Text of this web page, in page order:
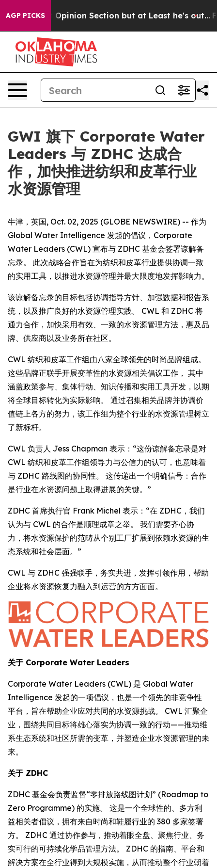
AGP PICKS
Post Opinion Section but at Least he's out... For
GWI 旗下 Corporate Water
Leaders 与 ZDHC 达成合
作，加快推进纺织和皮革行业
水资源管理
牛津，英国, Oct. 02, 2025 (GLOBE NEWSWIRE) -- 作为
Global Water Intelligence 发起的倡议，Corporate
Water Leaders (CWL) 宣布与 ZDHC 基金会签署谅解备
忘录。 此次战略合作旨在为纺织和皮革行业提供协调一致
的实用工具，以推进水资源管理并最大限度地发挥影响力。
该谅解备忘录的目标包括协调指导方针、加强数据和报告系
统，以及推广良好的水资源管理实践。 CWL 和 ZDHC 将
通力合作，加快采用有效、一致的水资源管理方法，惠及品
牌、供应商以及业务所在社区。
CWL 纺织和皮革工作组由八家全球领先的时尚品牌组成。
这些品牌正联手开展变革性的水资源相关倡议工作， 其中
涵盖政策参与、集体行动、知识传播和实用工具开发，以期
将全球目标转化为实际影响。 通过召集相关品牌并协调价
值链上各方的努力，该工作组为整个行业的水资源管理树立
了新标杆。
CWL 负责人 Jess Chapman 表示：“这份谅解备忘录是对
CWL 纺织和皮革工作组领导力与公信力的认可，也意味着
与 ZDHC 路线图的协同性。 这传递出一个明确信号：合作
是行业在水资源问题上取得进展的关键。”
ZDHC 首席执行官 Frank Michel 表示：“在 ZDHC，我们
认为与 CWL 的合作是顺理成章之举。 我们需要齐心协
力，将水资源保护的范畴从个别工厂扩展到依赖水资源的生
态系统和社会层面。”
CWL 与 ZDHC 强强联手，务实共进，发挥引领作用，帮助
企业将水资源恢复力融入到运营的方方面面。
关于 Corporate Water Leaders
Corporate Water Leaders (CWL) 是 Global Water
Intelligence 发起的一项倡议，也是一个领先的非竞争性
平台，旨在帮助企业应对共同的水资源挑战。 CWL 汇聚企
业，围绕共同目标将雄心落实为协调一致的行动——推动维
系生态系统和社区所需的变革，并塑造企业水资源管理的未
来。
关于 ZDHC
ZDHC 基金会负责监督“零排放路线图计划” (Roadmap to
Zero Programme) 的实施。 这是一个全球性的、多方利
益相关者倡议，拥有来自时尚和鞋履行业的 380 多家签署
方。 ZDHC 通过协作参与，推动着眼全盘、聚焦行业、务
实可行的可持续化学品管理方法。 ZDHC 的指南、平台和
解决方案在全行业得到大规模实施，从而推动整个行业朝着